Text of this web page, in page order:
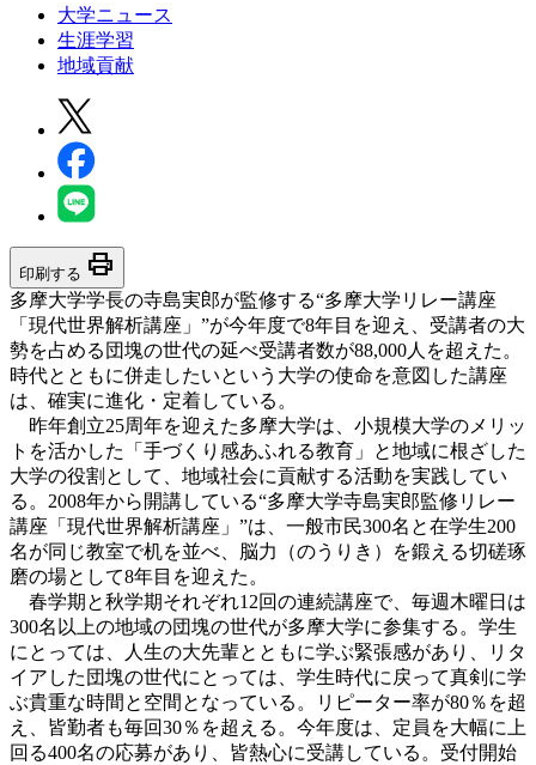
大学ニュース
生涯学習
地域貢献
印刷する print
多摩大学学長の寺島実郎が監修する“多摩大学リレー講座
「現代世界解析講座」”が今年度で8年目を迎え、受講者の大
勢を占める団塊の世代の延べ受講者数が88,000人を超えた。
時代とともに併走したいという大学の使命を意図した講座
は、確実に進化・定着している。
昨年創立25周年を迎えた多摩大学は、小規模大学のメリッ
トを活かした「手づくり感あふれる教育」と地域に根ざした
大学の役割として、地域社会に貢献する活動を実践してい
る。2008年から開講している“多摩大学寺島実郎監修リレー
講座「現代世界解析講座」”は、一般市民300名と在学生200
名が同じ教室で机を並べ、脳力（のうりき）を鍛える切磋琢
磨の場として8年目を迎えた。
春学期と秋学期それぞれ12回の連続講座で、毎週木曜日は
300名以上の地域の団塊の世代が多摩大学に参集する。学生
にとっては、人生の大先輩とともに学ぶ緊張感があり、リタ
イアした団塊の世代にとっては、学生時代に戻って真剣に学
ぶ貴重な時間と空間となっている。リピーター率が80％を超
え、皆勤者も毎回30％を超える。今年度は、定員を大幅に上
回る400名の応募があり、皆熱心に受講している。受付開始